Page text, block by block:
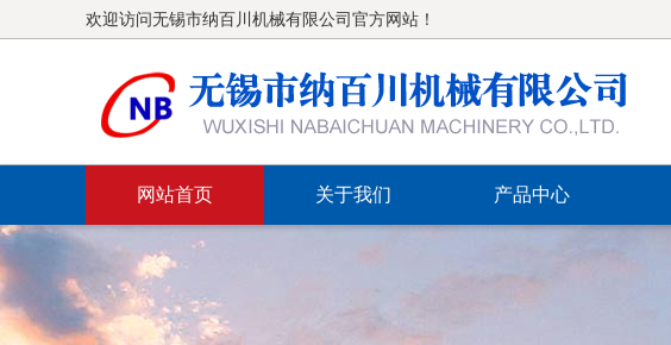
欢迎访问无锡市纳百川机械有限公司官方网站！
网站首页 关于我们 产品中心